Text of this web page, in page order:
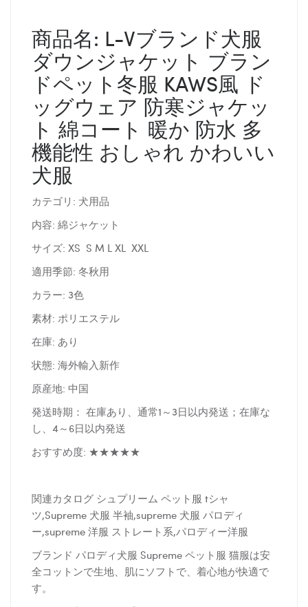
商品名: L-Vブランド犬服
ダウンジャケット ブラン
ドペット冬服 KAWS風 ド
ッグウェア 防寒ジャケッ
ト 綿コート 暖か 防水 多
機能性 おしゃれ かわいい
犬服
カテゴリ: 犬用品
内容: 綿ジャケット
サイズ: XS S M L XL XXL
適用季節: 冬秋用
カラー: 3色
素材: ポリエステル
在庫: あり
状態: 海外輸入新作
原産地: 中国
発送時期： 在庫あり、通常1～3日以内発送；在庫な
し、4～6日以内発送
おすすめ度: ★★★★★
関連カタログ シュプリーム ペット服 tシャ
ツ,Supreme 犬服 半袖,supreme 犬服 パロディ
ー,supreme 洋服 ストレート系,パロディー洋服
ブランド パロディ犬服 Supreme ペット服 猫服は安
全コットンで生地、肌にソフトで、着心地が快適で
す。